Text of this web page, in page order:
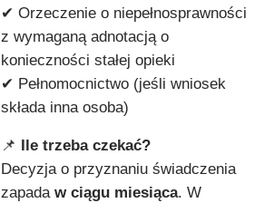
✔ Orzeczenie o niepełnosprawności
z wymaganą adnotacją o
konieczności stałej opieki
✔ Pełnomocnictwo (jeśli wniosek
składa inna osoba)
📌
Ile trzeba czekać?
Decyzja o przyznaniu świadczenia
zapada w ciągu miesiąca. W